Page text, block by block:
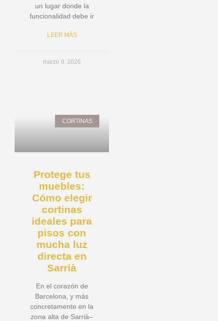
un lugar donde la
funcionalidad debe ir
LEER MÁS
marzo 9, 2026
CORTINAS
Protege tus
muebles:
Cómo elegir
cortinas
ideales para
pisos con
mucha luz
directa en
Sarrià
En el corazón de
Barcelona, y más
concretamente en la
zona alta de Sarrià–